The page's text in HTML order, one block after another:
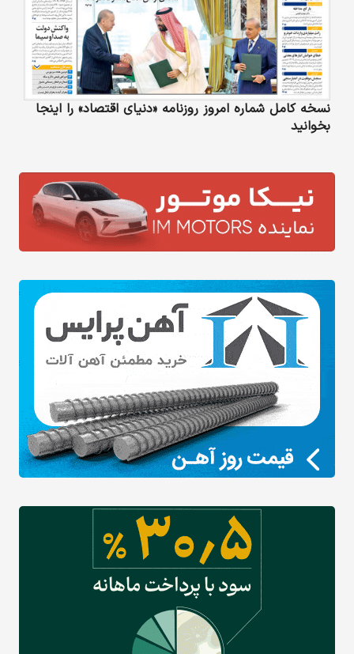
نسخه کامل شماره امروز روزنامه «دنیای‌ اقتصاد» را اینجا
بخوانید